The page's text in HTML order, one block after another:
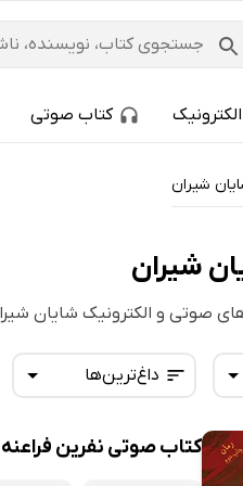
کتاب صوتی
شیران
شیران
صوتی و الکترونیک شایان
داغ‌ترین‌ها
تازه‌ها
کتاب صوتی نفرین فراعنه